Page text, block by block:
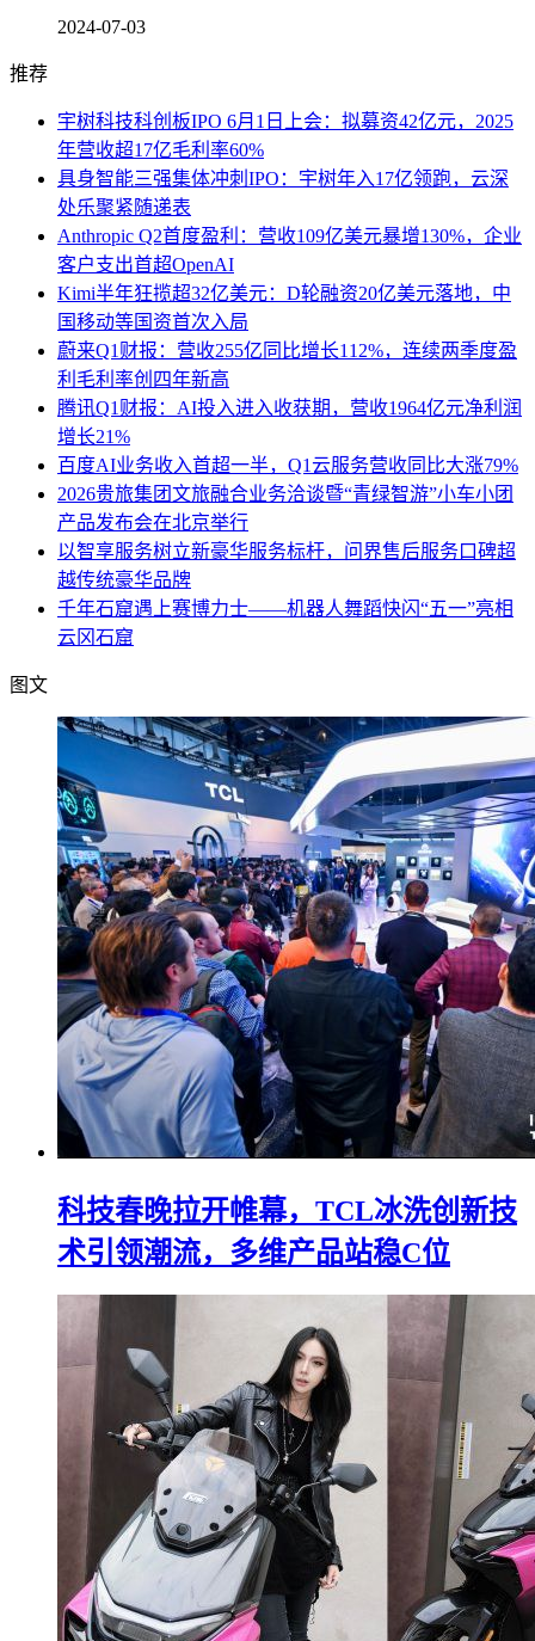
2024-07-03
推荐
宇树科技科创板IPO 6月1日上会：拟募资42亿元，2025
年营收超17亿毛利率60%
具身智能三强集体冲刺IPO：宇树年入17亿领跑，云深
处乐聚紧随递表
Anthropic Q2首度盈利：营收109亿美元暴增130%，企业
客户支出首超OpenAI
Kimi半年狂揽超32亿美元：D轮融资20亿美元落地，中
国移动等国资首次入局
蔚来Q1财报：营收255亿同比增长112%，连续两季度盈
利毛利率创四年新高
腾讯Q1财报：AI投入进入收获期，营收1964亿元净利润
增长21%
百度AI业务收入首超一半，Q1云服务营收同比大涨79%
2026贵旅集团文旅融合业务洽谈暨“青绿智游”小车小团
产品发布会在北京举行
以智享服务树立新豪华服务标杆，问界售后服务口碑超
越传统豪华品牌
千年石窟遇上赛博力士——机器人舞蹈快闪“五一”亮相
云冈石窟
图文
科技春晚拉开帷幕，TCL冰洗创新技
术引领潮流，多维产品站稳C位